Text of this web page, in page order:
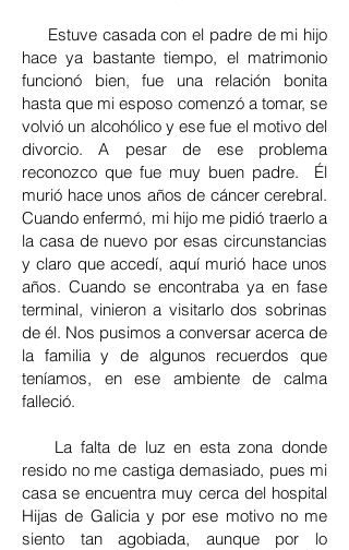
Estuve casada con el padre de mi hijo
hace ya bastante tiempo, el matrimonio
funcionó bien, fue una relación bonita
hasta que mi esposo comenzó a tomar, se
volvió un alcohólico y ese fue el motivo del
divorcio. A pesar de ese problema
reconozco que fue muy buen padre. Él
murió hace unos años de cáncer cerebral.
Cuando enfermó, mi hijo me pidió traerlo a
la casa de nuevo por esas circunstancias
y claro que accedí, aquí murió hace unos
años. Cuando se encontraba ya en fase
terminal, vinieron a visitarlo dos sobrinas
de él. Nos pusimos a conversar acerca de
la familia y de algunos recuerdos que
teníamos, en ese ambiente de calma
falleció.
La falta de luz en esta zona donde
resido no me castiga demasiado, pues mi
casa se encuentra muy cerca del hospital
Hijas de Galicia y por ese motivo no me
siento tan agobiada, aunque por lo